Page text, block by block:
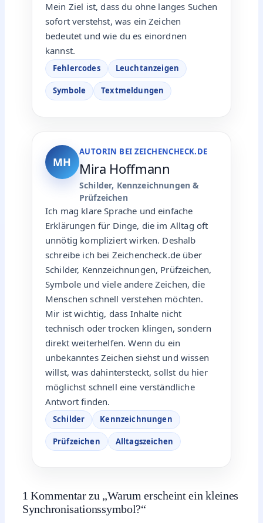
Mein Ziel ist, dass du ohne langes Suchen
sofort verstehst, was ein Zeichen
bedeutet und wie du es einordnen
kannst.
Fehlercodes Leuchtanzeigen
Symbole Textmeldungen
MH
AUTORIN BEI ZEICHENCHECK.DE
Mira Hoffmann
Schilder, Kennzeichnungen &
Prüfzeichen
Ich mag klare Sprache und einfache
Erklärungen für Dinge, die im Alltag oft
unnötig kompliziert wirken. Deshalb
schreibe ich bei Zeichencheck.de über
Schilder, Kennzeichnungen, Prüfzeichen,
Symbole und viele andere Zeichen, die
Menschen schnell verstehen möchten.
Mir ist wichtig, dass Inhalte nicht
technisch oder trocken klingen, sondern
direkt weiterhelfen. Wenn du ein
unbekanntes Zeichen siehst und wissen
willst, was dahintersteckt, sollst du hier
möglichst schnell eine verständliche
Antwort finden.
Schilder Kennzeichnungen
Prüfzeichen Alltagszeichen
1 Kommentar zu „Warum erscheint ein kleines
Synchronisationssymbol?“